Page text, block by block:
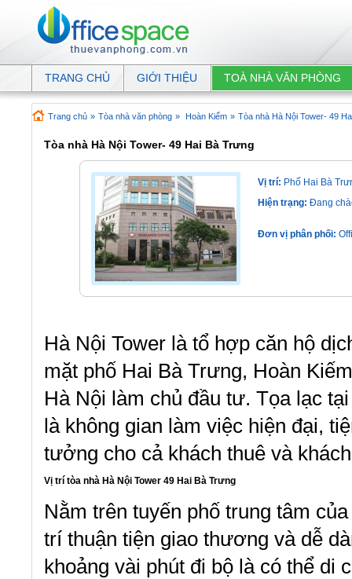
TRANG CHỦ GIỚI THIỆU TOÀ NHÀ VĂN PHÒNG
Trang chủ » Tòa nhà văn phòng » Hoàn Kiếm » Tòa nhà Hà Nội Tower- 49
Tòa nhà Hà Nội Tower- 49 Hai Bà Trưng
Vị trí: Phố Hai Bà
Hiện trạng: Đang
Đơn vị phân phối:
Hà Nội Tower là tổ hợp căn hộ
mặt phố Hai Bà Trưng, Hoàn
Hà Nội làm chủ đầu tư. Tọa lạc
là không gian làm việc hiện đại,
tưởng cho cả khách thuê và
Vị trí tòa nhà Hà Nội Tower 49 Hai Bà Trưng
Nằm trên tuyến phố trung tâm
trí thuận tiện giao thương và dễ
khoảng vài phút đi bộ là có thể di